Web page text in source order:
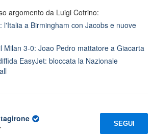
argomento da Luigi Cotrino:
l'Italia a Birmingham con Jacobs e nuove
Milan 3-0: Joao Pedro mattatore a Giacarta
EasyJet: bloccata la Nazionale
SEGUI